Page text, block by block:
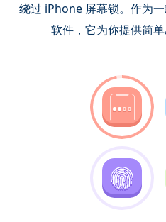
绕过 iPhone 屏幕锁。作为
软件，它为你提供简